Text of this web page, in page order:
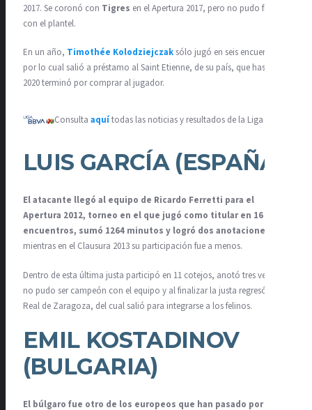
2017. Se coronó con Tigres en el Apertura 2017, pero no pudo figurar
con el plantel.
En un año, Timothée Kolodziejczak sólo jugó en seis encuentros,
por lo cual salió a préstamo al Saint Etienne, de su país, que hasta el
2020 terminó por comprar al jugador.
Consulta aquítodas las noticias y resultados de la Liga MX.
LUIS GARCÍA (ESPAÑA)
El atacante llegó al equipo de Ricardo Ferretti para el
Apertura 2012, torneo en el que jugó como titular en 16
encuentros, sumó 1264 minutos y logró dos anotaciones
mientras en el Clausura 2013 su participación fue a menos.
Dentro de esta última justa participó en 11 cotejos, anotó tres veces,
no pudo ser campeón con el equipo y al finalizar la justa regresó al
Real de Zaragoza, del cual salió para integrarse a los felinos.
EMIL KOSTADINOV
(BULGARIA)
El búlgaro fue otro de los europeos que han pasado por las